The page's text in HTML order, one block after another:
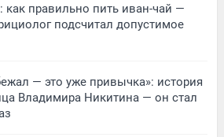
как правильно пить иван-чай —
подсчитал допустимое
— это уже привычка»: история
Владимира Никитина — он стал